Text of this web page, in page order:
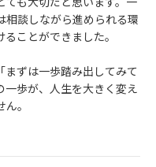
相談しながら進められる環
ことができました。
ずは一歩踏み出してみて
一歩が、人生を大きく変え
。